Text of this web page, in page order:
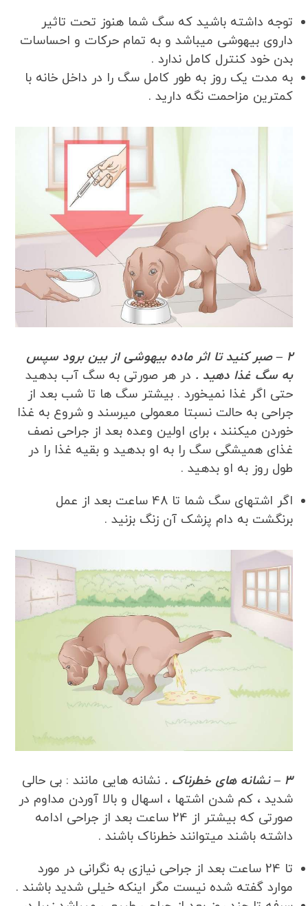
توجه داشته باشید که سگ شما هنوز تحت تاثیر
داروی بیهوشی میباشد و به تمام حرکات و احساسات
بدن خود کنترل کامل ندارد .
به مدت یک روز به طور کامل سگ را در داخل خانه با
کمترین مزاحمت نگه دارید .
2 – صبر کنید تا اثر ماده بیهوشی از بین برود سپس
به سگ غذا دهید . در هر صورتی به سگ آب بدهید
حتی اگر غذا نمیخورد . بیشتر سگ ها تا شب بعد از
جراحی به حالت نسبتا معمولی میرسند و شروع به غذا
خوردن میکنند ، برای اولین وعده بعد از جراحی نصف
غذای همیشگی سگ را به او بدهید و بقیه غذا را در
طول روز به او بدهید .
اگر اشتهای سگ شما تا 48 ساعت بعد از عمل
برنگشت به دام پزشک آن زنگ بزنید .
3 – نشانه های خطرناک .
نشانه هایی مانند : بی حالی
شدید ، کم شدن اشتها ، اسهال و بالا آوردن مداوم در
صورتی که بیشتر از 24 ساعت بعد از جراحی ادامه
داشته باشند میتوانند خطرناک باشند .
تا 24 ساعت بعد از جراحی نیازی به نگرانی در مورد
موارد گفته شده نیست مگر اینکه خیلی شدید باشند .